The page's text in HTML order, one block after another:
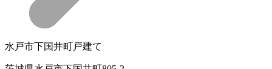
水戸市下国井町戸建て